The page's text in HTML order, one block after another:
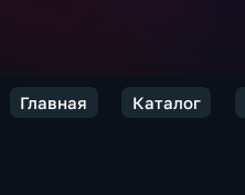
Главная Каталог